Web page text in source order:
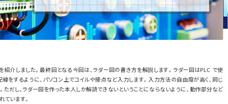
紹介しました。最終回となる今回は、ラダー図の書き方を解説します。ラダー図はPLC で使
をするように、パソコン上でコイルや接点など入力します。入力方法の自由度が高く、同じ
だし、ラダー図を作った本人しか解読できないということにならないように、動作部分など
います。